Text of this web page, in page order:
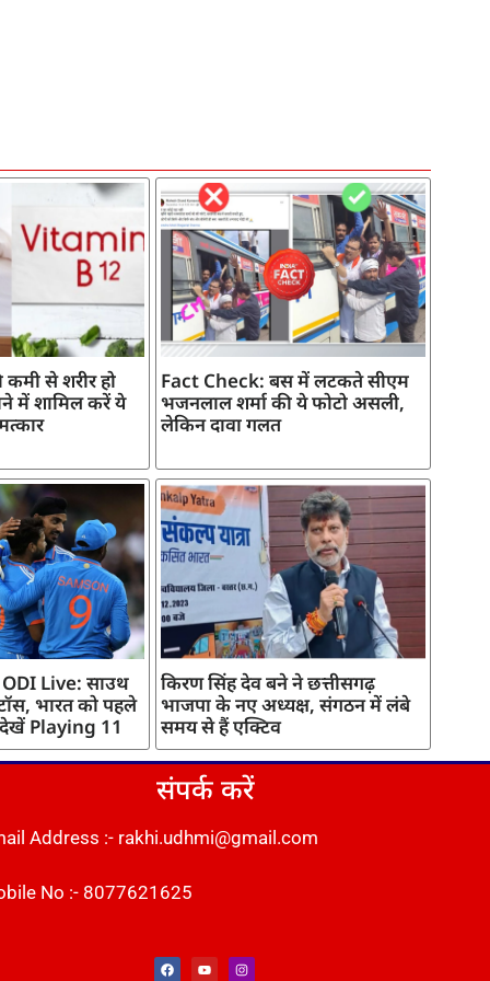
कमी से शरीर हो
में शामिल करें ये
Fact Check: बस में लटकते सीएम
भजनलाल शर्मा की ये फोटो असली,
लेकिन दावा गलत
Live: साउथ
भारत को पहले
देखें Playing 11
किरण सिंह देव बने ने छत्तीसगढ़
भाजपा के नए अध्यक्ष, संगठन में लंबे
समय से हैं एक्टिव
संपर्क करें
Address :- rakhi.udhmi@gmail.com
No :- 8077621625